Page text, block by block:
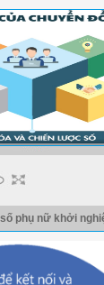
phụ nữ khởi